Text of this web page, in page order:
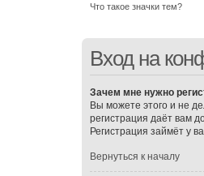
Что такое значки тем?
Вход на
Зачем мне нужно
Вы можете этого и не
регистрация даёт вам
Регистрация займёт у
Вернуться к началу